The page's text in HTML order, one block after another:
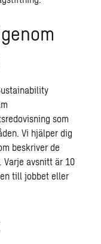
som
Vi hjälper dig
beskriver de
Varje avsnitt är 10
till jobbet eller